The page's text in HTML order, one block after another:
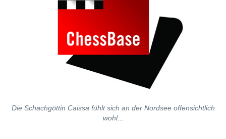
Die Schachgöttin Caissa fühlt sich an der Nordsee offensichtlich
wohl...